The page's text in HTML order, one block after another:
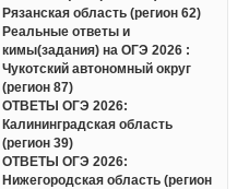
Рязанская область (регион 62)
Реальные ответы и
кимы(задания) на ОГЭ 2026 :
Чукотский автономный округ
(регион 87)
ОТВЕТЫ ОГЭ 2026:
Калининградская область
(регион 39)
ОТВЕТЫ ОГЭ 2026:
Нижегородская область (регион